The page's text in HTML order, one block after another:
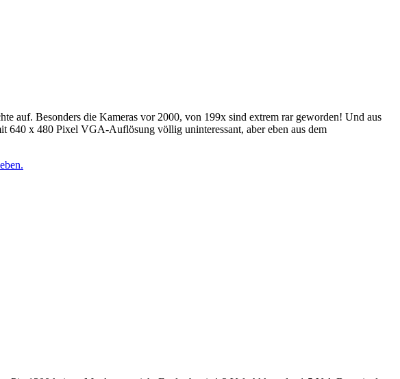
auf. Besonders die Kameras vor 2000, von 199x sind extrem rar geworden! Und aus
x 480 Pixel VGA-Auflösung völlig uninteressant, aber eben aus dem